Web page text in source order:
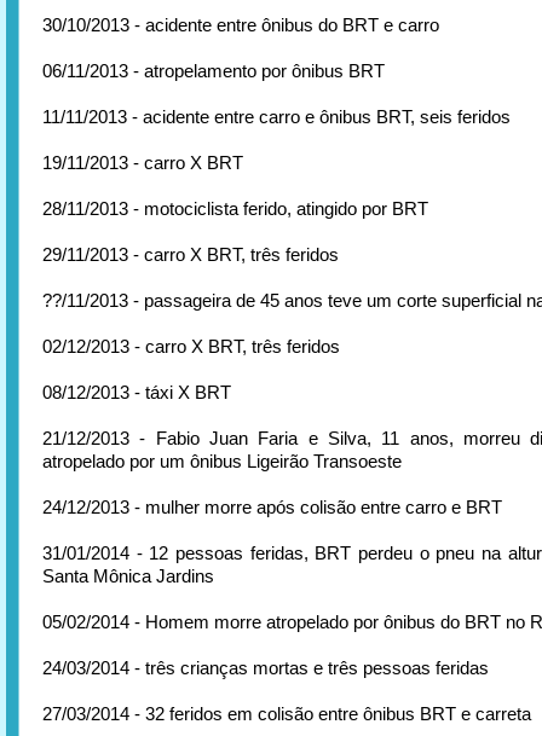
30/10/2013 - acidente entre ônibus do BRT e carro
06/11/2013 - atropelamento por ônibus BRT
11/11/2013 - acidente entre carro e ônibus BRT, seis feridos
19/11/2013 - carro X BRT
28/11/2013 - motociclista ferido, atingido por BRT
29/11/2013 - carro X BRT, três feridos
??/11/2013 - passageira de 45 anos teve um corte superficial
02/12/2013 - carro X BRT, três feridos
08/12/2013 - táxi X BRT
21/12/2013 - Fabio Juan Faria e Silva, 11 anos, morreu
atropelado por um ônibus Ligeirão Transoeste
24/12/2013 - mulher morre após colisão entre carro e BRT
31/01/2014 - 12 pessoas feridas, BRT perdeu o pneu na
Santa Mônica Jardins
05/02/2014 - Homem morre atropelado por ônibus do BRT no
24/03/2014 - três crianças mortas e três pessoas feridas
27/03/2014 - 32 feridos em colisão entre ônibus BRT e carreta